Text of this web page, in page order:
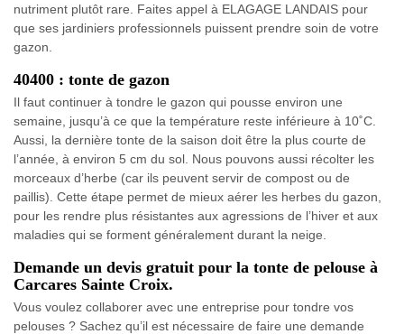
nutriment plutôt rare. Faites appel à ELAGAGE LANDAIS pour
que ses jardiniers professionnels puissent prendre soin de votre
gazon.
40400 : tonte de gazon
Il faut continuer à tondre le gazon qui pousse environ une
semaine, jusqu’à ce que la température reste inférieure à 10˚C.
Aussi, la dernière tonte de la saison doit être la plus courte de
l’année, à environ 5 cm du sol. Nous pouvons aussi récolter les
morceaux d’herbe (car ils peuvent servir de compost ou de
paillis). Cette étape permet de mieux aérer les herbes du gazon,
pour les rendre plus résistantes aux agressions de l’hiver et aux
maladies qui se forment généralement durant la neige.
Demande un devis gratuit pour la tonte de pelouse à
Carcares Sainte Croix.
Vous voulez collaborer avec une entreprise pour tondre vos
pelouses ? Sachez qu’il est nécessaire de faire une demande